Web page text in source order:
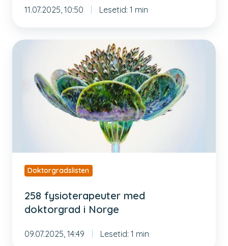
11.07.2025, 10:50 Lesetid: 1 min
258
doktorgrad
Doktorgradslisten
258 fysioterapeuter med
doktorgrad i Norge
09.07.2025, 14:49 Lesetid: 1 min